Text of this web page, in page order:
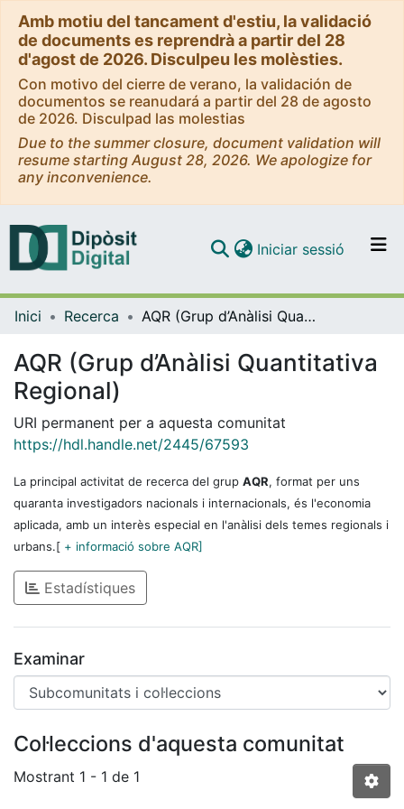
Amb motiu del tancament d'estiu, la validació
de documents es reprendrà a partir del 28
d'agost de 2026. Disculpeu les molèsties.
Con motivo del cierre de verano, la validación de
documentos se reanudará a partir del 28 de agosto
de 2026. Disculpad las molestias
Due to the summer closure, document validation will
resume starting August 28, 2026. We apologize for
any inconvenience.
Navega per tot el DD
Com publicar
Iniciar sessió (current)
Inici Recerca AQR (Grup d’Anàlisi Quantitativa Regional)
AQR (Grup d’Anàlisi Quantitativa
Regional)
URI permanent per a aquesta comunitat
https://hdl.handle.net/2445/67593
La principal activitat de recerca del grup AQR, format per uns
quaranta investigadors nacionals i internacionals, és l'economia
aplicada, amb un interès especial en l'anàlisi dels temes regionals i
urbans.[ + informació sobre AQR]
Estadístiques
Examinar
Col·leccions d'aquesta comunitat
Mostrant 1 - 1 de 1